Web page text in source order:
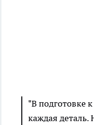
"В подготовке
каждая